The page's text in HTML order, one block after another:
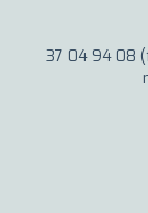
37 04 94 08